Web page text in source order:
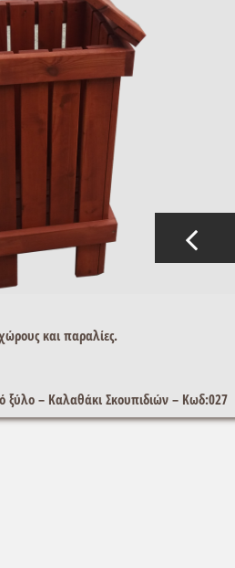
και παραλίες.
ξύλο – Καλαθάκι Σκουπιδιών – Κωδ:027